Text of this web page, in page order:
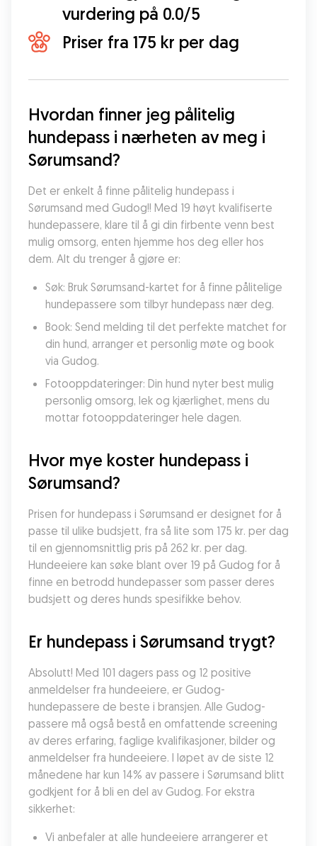
vurdering på 0.0/5
Priser fra 175 kr per dag
Hvordan finner jeg pålitelig
hundepass i nærheten av meg i
Sørumsand?
Det er enkelt å finne pålitelig hundepass i
Sørumsand med Gudog!! Med 19 høyt kvalifiserte
hundepassere, klare til å gi din firbente venn best
mulig omsorg, enten hjemme hos deg eller hos
dem. Alt du trenger å gjøre er:
Søk: Bruk Sørumsand-kartet for å finne pålitelige
hundepassere som tilbyr hundepass nær deg.
Book: Send melding til det perfekte matchet for
din hund, arranger et personlig møte og book
via Gudog.
Fotooppdateringer: Din hund nyter best mulig
personlig omsorg, lek og kjærlighet, mens du
mottar fotooppdateringer hele dagen.
Hvor mye koster hundepass i
Sørumsand?
Prisen for hundepass i Sørumsand er designet for å
passe til ulike budsjett, fra så lite som 175 kr. per dag
til en gjennomsnittlig pris på 262 kr. per dag.
Hundeeiere kan søke blant over 19 på Gudog for å
finne en betrodd hundepasser som passer deres
budsjett og deres hunds spesifikke behov.
Er hundepass i Sørumsand trygt?
Absolutt! Med 101 dagers pass og 12 positive
anmeldelser fra hundeeiere, er Gudog-
hundepassere de beste i bransjen. Alle Gudog-
passere må også bestå en omfattende screening
av deres erfaring, faglige kvalifikasjoner, bilder og
anmeldelser fra hundeeiere. I løpet av de siste 12
månedene har kun 14% av passere i Sørumsand blitt
godkjent for å bli en del av Gudog. For ekstra
sikkerhet:
Vi anbefaler at alle hundeeiere arrangerer et